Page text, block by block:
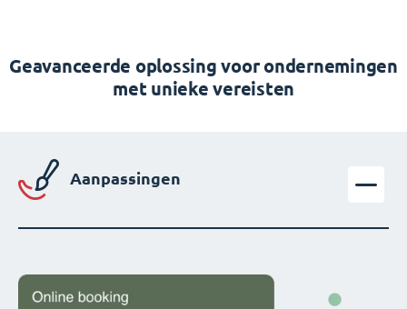
Geavanceerde oplossing voor ondernemingen
met unieke vereisten
Aanpassingen